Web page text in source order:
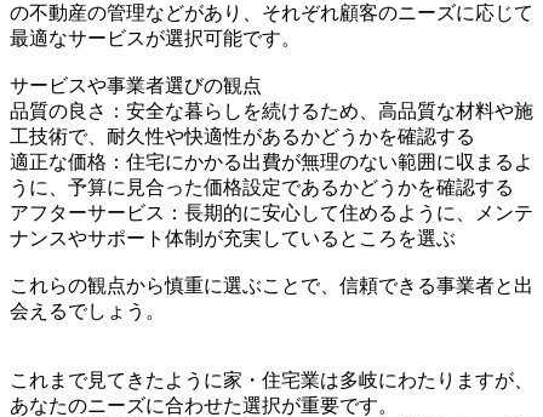
の不動産の管理などがあり、それぞれ顧客のニーズに応じて
最適なサービスが選択可能です。
サービスや事業者選びの観点
品質の良さ：安全な暮らしを続けるため、高品質な材料や施
工技術で、耐久性や快適性があるかどうかを確認する
適正な価格：住宅にかかる出費が無理のない範囲に収まるよ
うに、予算に見合った価格設定であるかどうかを確認する
アフターサービス：長期的に安心して住めるように、メンテ
ナンスやサポート体制が充実しているところを選ぶ
これらの観点から慎重に選ぶことで、信頼できる事業者と出
会えるでしょう。
これまで見てきたように家・住宅業は多岐にわたりますが、
あなたのニーズに合わせた選択が重要です。